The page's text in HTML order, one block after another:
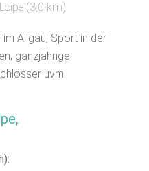
(3,0 km)
Allgäu, Sport in der
ganzjährige
uvm.